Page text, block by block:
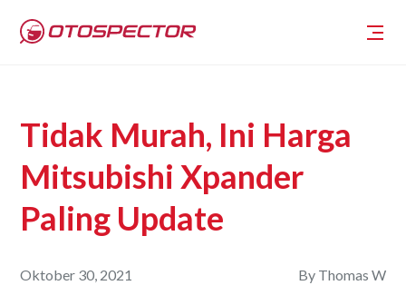
Tidak Murah, Ini Harga
Mitsubishi Xpander
Paling Update
Oktober 30, 2021 By Thomas W